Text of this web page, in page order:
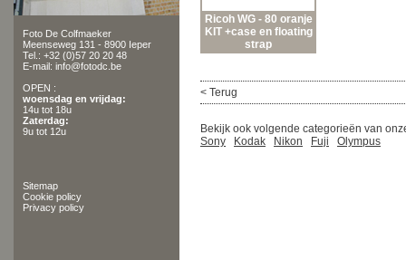
Foto De Colfmaeker
Meenseweg 131 - 8900 Ieper
Tel.: +32 (0)57 20 20 48
E-mail: info@fotodc.be
OPEN :
woensdag en vrijdag:
14u tot 18u
Zaterdag:
9u tot 12u
Sitemap
Cookie policy
Privacy policy
Ricoh WG - 80 oranje
KIT +case en floating
strap
< Terug
Bekijk ook volgende categorieën van
Sony
Kodak Nikon Fuji Olympus